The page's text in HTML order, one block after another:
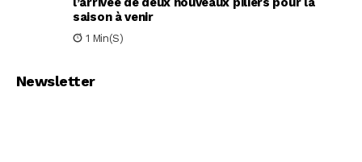
saison à venir
1 Min(s)
Newsletter